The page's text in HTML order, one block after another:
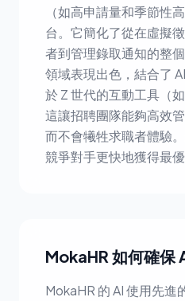
（如高申請量和季節性
台。它簡化了從在虛擬
者到管理錄取通知的整
領域表現出色，結合了
於 Z 世代的互動工具（
這讓招聘團隊能夠高效
而不會犧牲求職者體驗
競爭對手更快地獲得最優
MokaHR 如何確保
MokaHR 的 AI 使用先進